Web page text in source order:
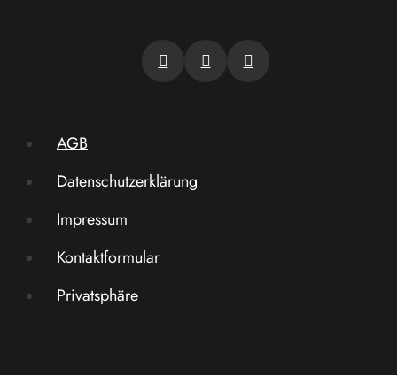
AGB
Datenschutzerklärung
Impressum
Kontaktformular
Privatsphäre